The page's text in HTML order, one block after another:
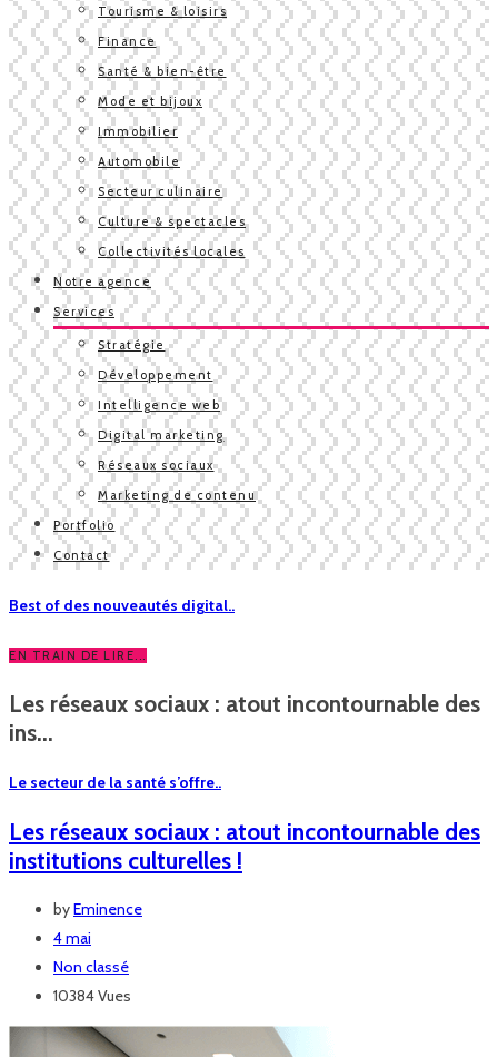
Tourisme & loisirs
Finance
Santé & bien-être
Mode et bijoux
Immobilier
Automobile
Secteur culinaire
Culture & spectacles
Collectivités locales
Notre agence
Services
Stratégie
Développement
Intelligence web
Digital marketing
Réseaux sociaux
Marketing de contenu
Portfolio
Contact
Best of des nouveautés digital..
EN TRAIN DE LIRE...
Les réseaux sociaux : atout incontournable des
ins...
Le secteur de la santé s’offre..
Les réseaux sociaux : atout incontournable des
institutions culturelles !
byEminence
4 mai
Non classé
10384 Vues